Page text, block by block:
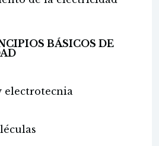
BÁSICOS DE
electrotecnia